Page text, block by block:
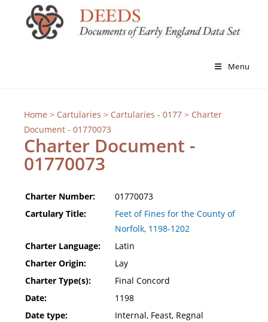
Menu
Home > Cartularies > Cartularies - 0177> Charter
Document - 01770073
Charter Document -
01770073
Charter Number:
01770073
Cartulary Title:
Feet of Fines for the County of
Norfolk, 1198-1202
Charter Language:
Latin
Charter Origin:
Lay
Charter Type(s):
Final Concord
Date:
1198
Date type:
Internal, Feast, Regnal